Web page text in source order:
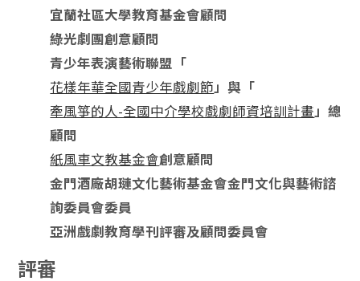
宜蘭社區大學教育基金會顧問
綠光劇團創意顧問
青少年表演藝術聯盟「
花樣年華全國青少年戲劇節」與 「
牽風箏的人-全國中介學校戲劇師資培訓計畫」總
顧問
紙風車文教基金會創意顧問
金門酒廠胡璉文化藝術基金會金門文化與藝術諮
詢委員會委員
亞洲戲劇教育學刊評審及顧問委員會
評審